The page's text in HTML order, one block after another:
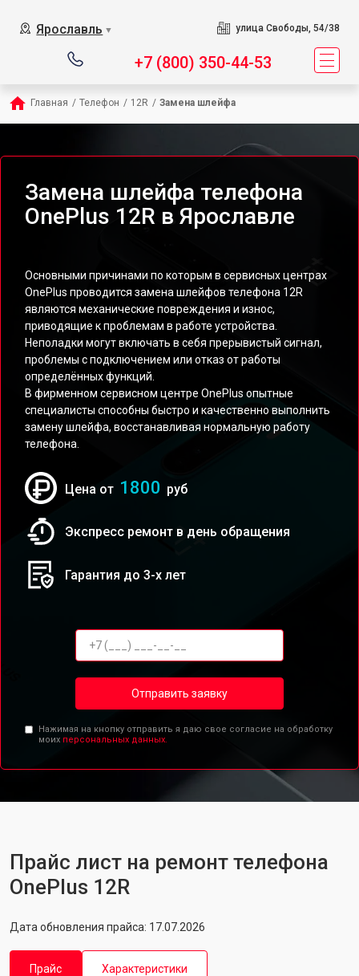
Ярославль ▼ улица Свободы, 54/38
+7 (800) 350-44-53
Главная / Телефон / 12R / Замена шлейфа
Замена шлейфа телефона
OnePlus 12R в Ярославле
Основными причинами по которым в сервисных центрах
OnePlus проводится замена шлейфов телефона 12R
являются механические повреждения и износ,
приводящие к проблемам в работе устройства.
Неполадки могут включать в себя прерывистый сигнал,
проблемы с подключением или отказ от работы
определённых функций.
В фирменном сервисном центре OnePlus опытные
специалисты способны быстро и качественно выполнить
замену шлейфа, восстанавливая нормальную работу
телефона.
Цена от 1800 руб
Экспресс ремонт в день обращения
Гарантия до 3-х лет
Отправить заявку
Нажимая на кнопку отправить я даю свое согласие на обработку
моих персональных данных.
Прайс лист на ремонт телефона
OnePlus 12R
Дата обновления прайса: 17.07.2026
Прайс Характеристики